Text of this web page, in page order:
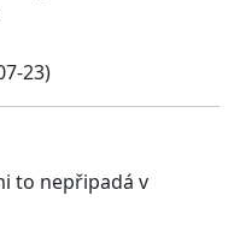
23)
to nepřipadá v